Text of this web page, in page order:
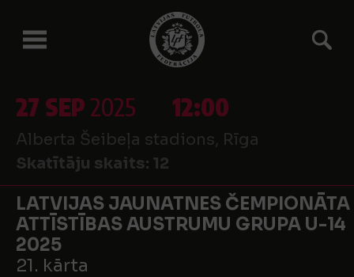
27 SEP2025 12:00
Alberta Šeibeļa stadions, Rīga
Skatītāju skaits: 12
LATVIJAS JAUNATNES ČEMPIONĀTA
ATTĪSTĪBAS AUSTRUMU GRUPA U-14
2025
21. kārta